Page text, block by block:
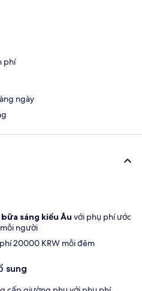
phí
ngày
bữa sáng kiểu Âu với phụ phí ước
người
20000 KRW mỗi đêm
sung